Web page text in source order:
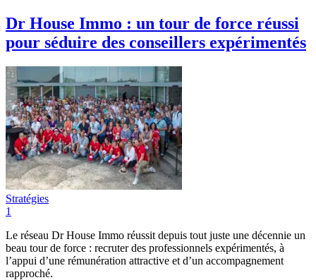
Dr House Immo : un tour de force réussi
pour séduire des conseillers expérimentés
Stratégies
1
Le réseau Dr House Immo réussit depuis tout juste une décennie un
beau tour de force : recruter des professionnels expérimentés, à
l’appui d’une rémunération attractive et d’un accompagnement
rapproché.